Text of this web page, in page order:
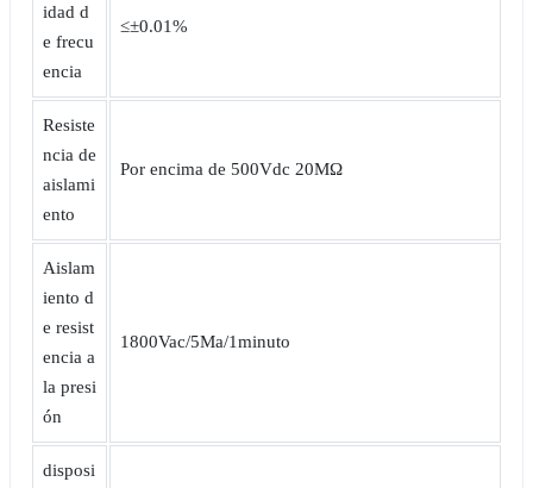
idad d
e frecu
encia
≤±0.01%
Resiste
ncia de
aislami
ento
Por encima de 500Vdc 20MΩ
Aislam
iento d
e resist
encia a
la presi
ón
1800Vac/5Ma/1minuto
disposi